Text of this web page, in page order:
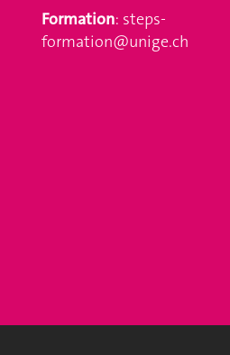
Formation: steps-
formation@unige.ch